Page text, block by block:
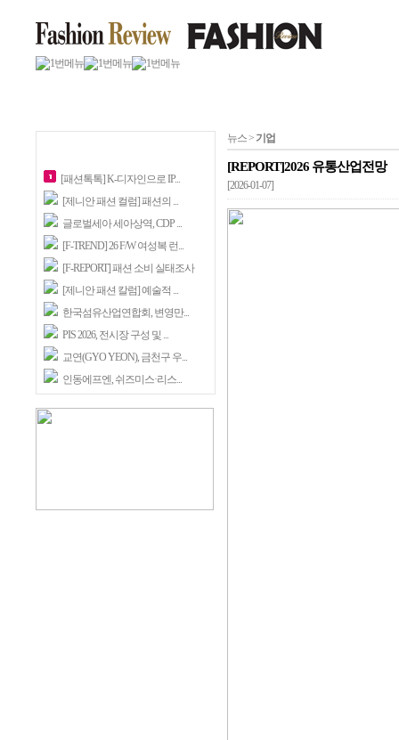
[패션톡톡] K-디자인으로 IP...
[제니안 패션 컬럼] 패션의 ...
글로벌세아 세아상역, CDP ...
[F-TREND] 26 F/W 여성복 런...
[F-REPORT] 패션 소비 실태조사
[제니안 패션 칼럼] 예술적 ...
한국섬유산업연합회, 변영만...
PIS 2026, 전시장 구성 및 ...
교연(GYO YEON), 금천구 우...
인동에프엔, 쉬즈미스·리스...
뉴스 > 기업
[REPORT]2026 유통산업전망
[2026-01-07]